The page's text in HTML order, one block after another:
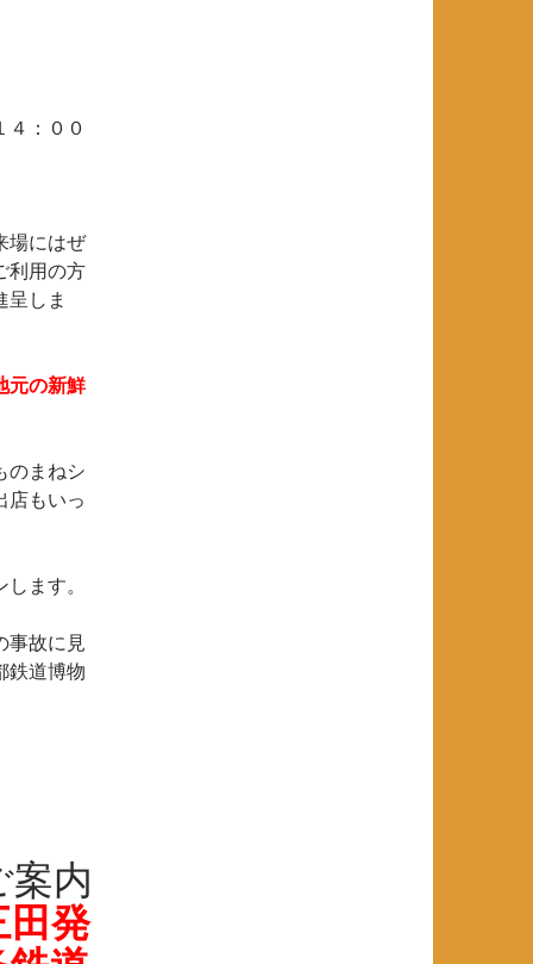
：００
にはぜ
利用の方
呈しま
元の新鮮
のまねシ
店もいっ
ます。
事故に見
鉄道博物
内
発